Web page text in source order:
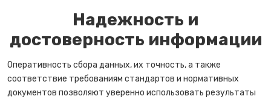
Надежность и
достоверность информации
Оперативность сбора данных, их точность, а также
соответствие требованиям стандартов и нормативных
документов позволяют уверенно использовать результаты